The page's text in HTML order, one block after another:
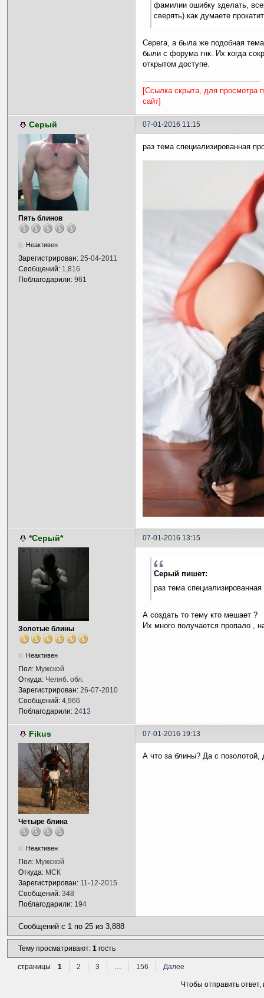
фамилии ошибку зделать,
сверять) как думаете
Серега, а была же подобная
были с форума гнк. Их когда
открытом доступе.
[Ссылка скрыта, для просмотра
сайт]
Серый 07-01-2016 11:15
Пять блинов
Неактивен
Зарегистрирован: 25-04-2011
Сообщений: 1,816
Поблагодарили: 961
раз тема специализированная
*Серый* 07-01-2016 13:15
Золотые блины
Неактивен
Пол: Мужской
Откуда: Челяб. обл.
Зарегистрирован: 26-07-2010
Сообщений: 4,966
Поблагодарили: 2413
Серый пишет:
раз тема
А создать то тему кто мешает ?
Их много получается пропало ,
Fikus 07-01-2016 19:13
Четыре блина
Неактивен
Пол: Мужской
Откуда: МСК
Зарегистрирован: 11-12-2015
Сообщений: 348
Поблагодарили: 194
А что за блины? Да с
Сообщений с 1 по 25 из 3,888
Тему просматривают: 1 гость
страницы 1 2 3 … 156 Далее
Чтобы отправить